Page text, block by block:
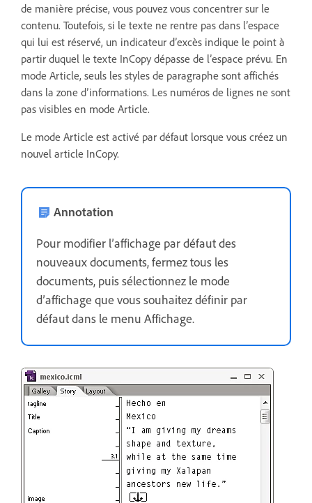
de manière précise, vous pouvez vous concentrer sur le
contenu. Toutefois, si le texte ne rentre pas dans l’espace
qui lui est réservé, un indicateur d’excès indique le point à
partir duquel le texte InCopy dépasse de l’espace prévu. En
mode Article, seuls les styles de paragraphe sont affichés
dans la zone d’informations. Les numéros de lignes ne sont
pas visibles en mode Article.
Le mode Article est activé par défaut lorsque vous créez un
nouvel article InCopy.
Annotation
Pour modifier l’affichage par défaut des
nouveaux documents, fermez tous les
documents, puis sélectionnez le mode
d’affichage que vous souhaitez définir par
défaut dans le menu Affichage.